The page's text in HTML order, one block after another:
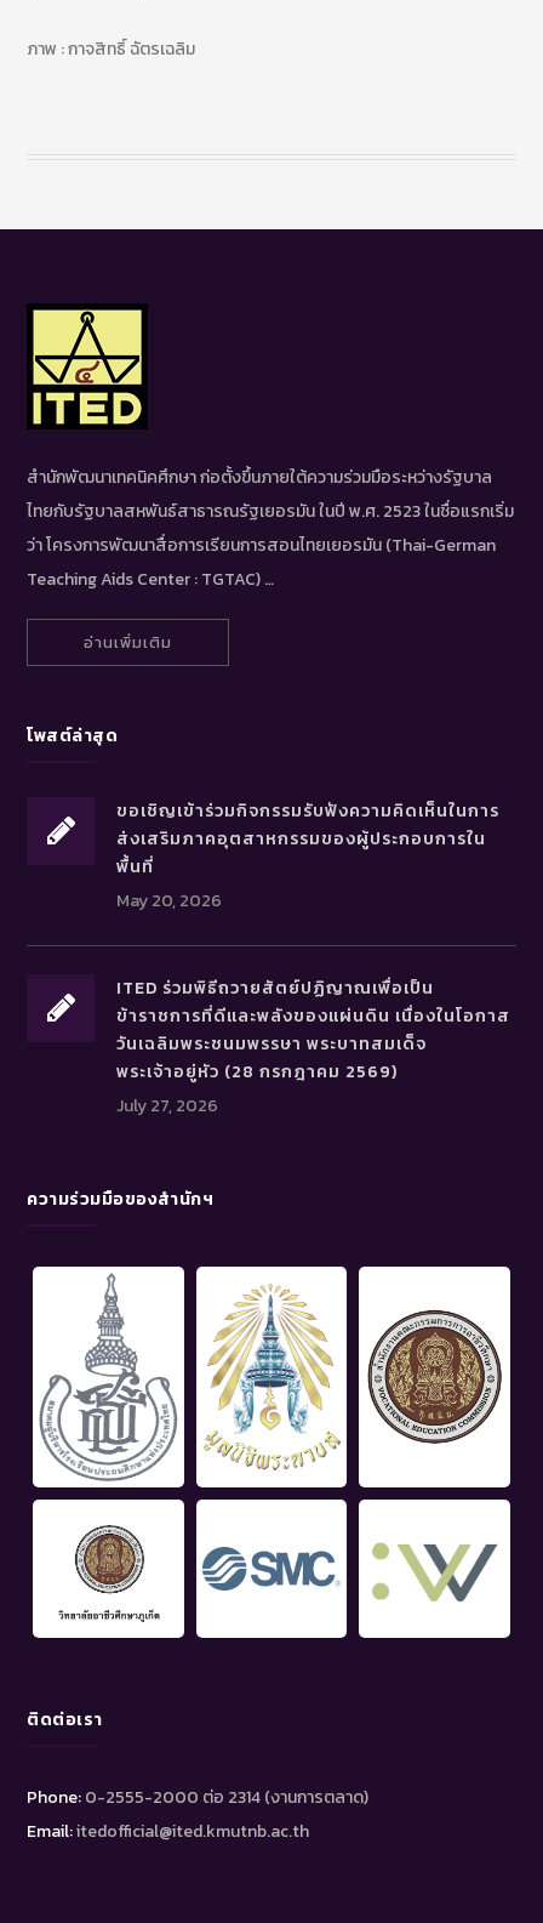
ภาพ : กาจสิทธิ์ ฉัตรเฉลิม
สำนักพัฒนาเทคนิคศึกษา ก่อตั้งขึ้นภายใต้ความร่วมมือระหว่างรัฐบาล
ไทยกับรัฐบาลสหพันธ์สาธารณรัฐเยอรมัน ในปี พ.ศ. 2523 ในชื่อแรกเริ่ม
ว่า โครงการพัฒนาสื่อการเรียนการสอนไทยเยอรมัน (Thai-German
Teaching Aids Center : TGTAC) …
อ่านเพิ่มเติม
โพสต์ล่าสุด
ขอเชิญเข้าร่วมกิจกรรมรับฟังความคิดเห็นในการ
ส่งเสริมภาคอุตสาหกรรมของผู้ประกอบการใน
พื้นที่
May 20, 2026
ITED ร่วมพิธีถวายสัตย์ปฏิญาณเพื่อเป็น
ข้าราชการที่ดีและพลังของแผ่นดิน เนื่องในโอกาส
วันเฉลิมพระชนมพรรษา พระบาทสมเด็จ
พระเจ้าอยู่หัว (28 กรกฎาคม 2569)
July 27, 2026
ความร่วมมือของสำนักฯ
ติดต่อเรา
Phone:0-2555-2000 ต่อ 2314 (งานการตลาด)
Email:itedofficial@ited.kmutnb.ac.th